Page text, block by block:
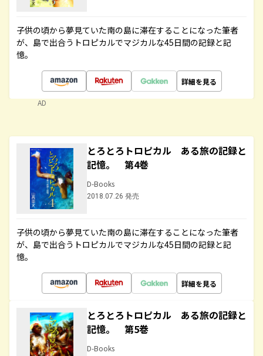
子供の頃から夢見ていた南の島に滞在することになった筆者
が、島で出合うトロピカルでマジカルな45日間の記録と記
憶。
詳細を見る
AD
とろとろトロピカル ある旅の記録と
記憶。 第4巻
D-Books
2018.07.26 発売
子供の頃から夢見ていた南の島に滞在することになった筆者
が、島で出合うトロピカルでマジカルな45日間の記録と記
憶。
詳細を見る
とろとろトロピカル ある旅の記録と
記憶。 第5巻
D-Books